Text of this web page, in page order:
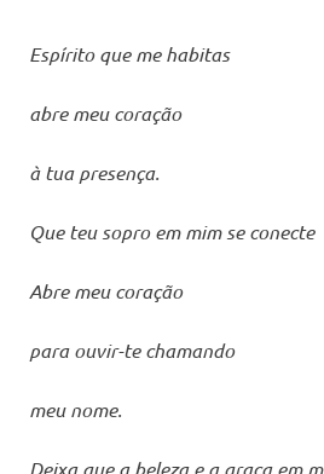
Espírito que me habitas
abre meu coração
à tua presença.
Que teu sopro em mim se conecte
Abre meu coração
para ouvir-te chamando
meu nome.
Deixa que a beleza e a graça em